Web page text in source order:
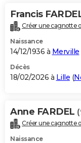
Bricolage
Lifestyle
Culture
Sport
Auto
Television
Voyage
Cinema
Francis
Créer une cagnotte
Naissance
14/12/1936 à Merville
Décès
18/02/2026 à Lille (
Anne FARDEL
Créer une cagnotte
Naissance